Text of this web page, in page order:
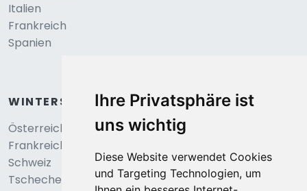
Ihre Privatsphäre ist
uns wichtig
Diese Website verwendet Cookies
und Targeting Technologien, um
Italien
Frankreich
Spanien
WINTERSPORT
Österreich
Frankreich
Schweiz
Tschechei